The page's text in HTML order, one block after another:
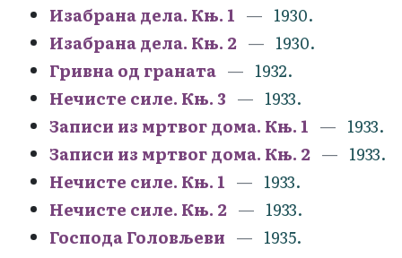
Изабрана дела. Књ. 1
1930.
Изабрана дела. Књ. 2
1930.
Гривна од граната
1932.
Нечисте силе. Књ. 3
1933.
Записи из мртвог дома. Књ. 1
1933.
Записи из мртвог дома. Књ. 2
1933.
Нечисте силе. Књ. 1
1933.
Нечисте силе. Књ. 2
1933.
Господа Головљеви
1935.